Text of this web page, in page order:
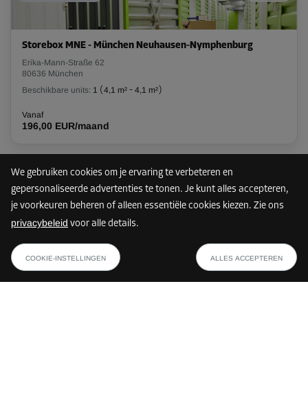
We gebruiken cookies om je ervaring te verbeteren en
gepersonaliseerde advertenties te tonen. Je kunt alles accepteren,
je voorkeuren beheren of alleen essentiële cookies kiezen. Zie ons
privacybeleid voor alle details.
COOKIE-INSTELLINGEN ALLES ACCEPTEREN
Storebox MNE - München Neuhausen-Nymphenburg
Erika-Mann-Straße 62
80636 München
Beschikbare units: 1 (4,1 m² - 4,1 m²)
Vanaf
196,00 EUR/maand
Nog maar 5 units vrij
81541 München
161,00 EUR/maand